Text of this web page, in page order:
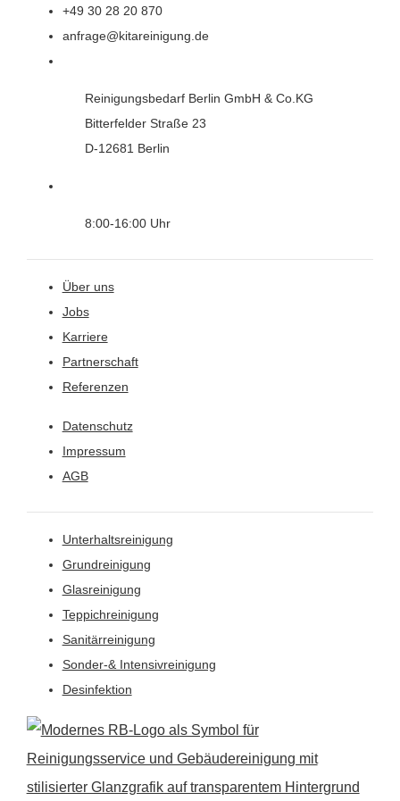
+49 30 28 20 870
anfrage@kitareinigung.de
Reinigungsbedarf Berlin GmbH & Co.KG
Bitterfelder Straße 23
D-12681 Berlin
8:00-16:00 Uhr
Über uns
Jobs
Karriere
Partnerschaft
Referenzen
Datenschutz
Impressum
AGB
Unterhaltsreinigung
Grundreinigung
Glasreinigung
Teppichreinigung
Sanitärreinigung
Sonder-& Intensivreinigung
Desinfektion